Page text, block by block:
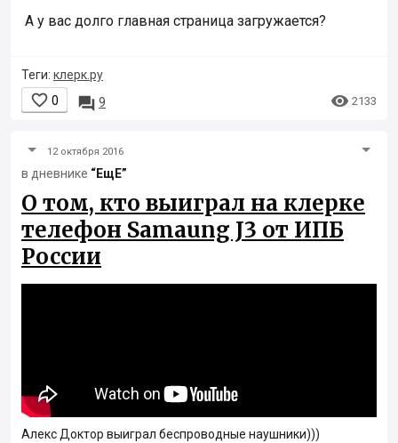
A у вас долго главная страница загружается?
Теги: клерк.ру
 0  9  2133
12 октября 2016
в дневнике “ЕщЕ”
О том, кто выиграл на клерке
телефон Samaung J3 от ИПБ
России
Алекс Доктор выиграл беспроводные наушники)))